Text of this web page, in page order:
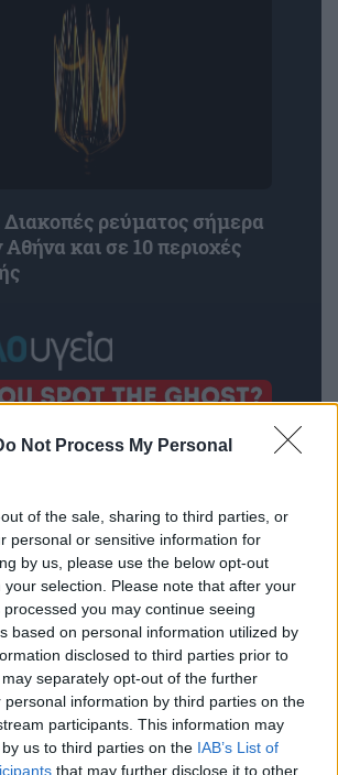
Not Process My Personal
of the sale, sharing to third parties, or
personal or sensitive information for
by us, please use the below opt-out
selection. Please note that after your
you may continue seeing
based on personal information utilized by
disclosed to third parties prior to
separately opt-out of the further
personal information by third parties on the
participants. This information may
us to third parties on the IAB’s List of
that may further disclose it to other
ρεύματος σήμερα
και σε 10 περιοχές
τους 4 είναι φάντασμα;
περνά αυτό το τεστ IQ σε 5